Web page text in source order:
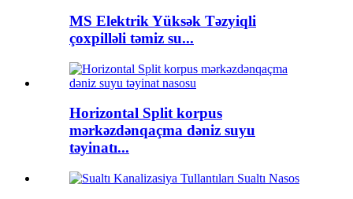
MS Elektrik Yüksək Təzyiqli
çoxpilləli təmiz su...
Horizontal Split korpus
mərkəzdənqaçma dəniz suyu
təyinatı...